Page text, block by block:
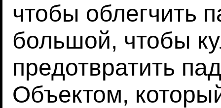
чтобы облегчить
большой, чтобы
предотвратить
Объектом,